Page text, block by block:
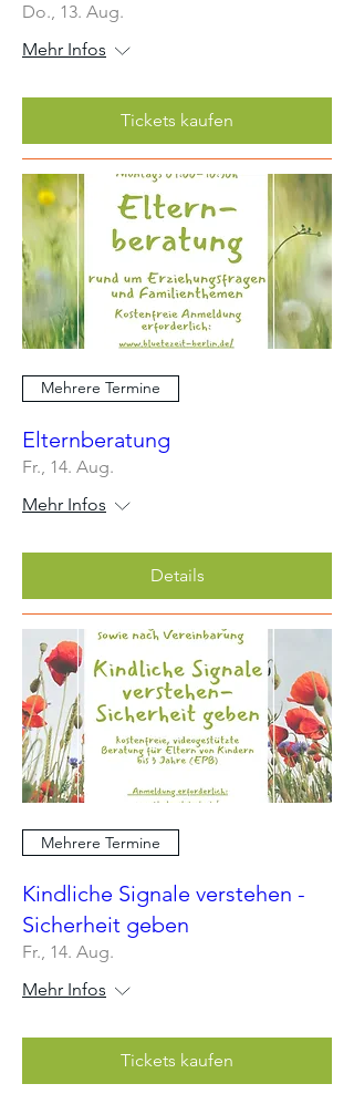
Do., 13. Aug.
Mehr Infos
Tickets kaufen
Mehrere Termine
Elternberatung
Fr., 14. Aug.
Mehr Infos
Details
Mehrere Termine
Kindliche Signale verstehen -
Sicherheit geben
Fr., 14. Aug.
Mehr Infos
Tickets kaufen